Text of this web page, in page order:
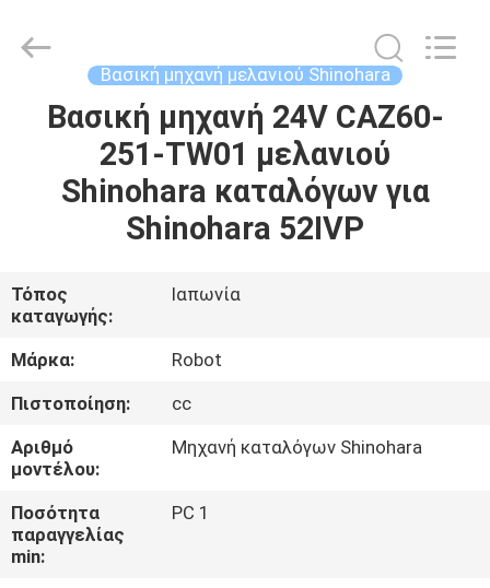
ΣΠΊΤΙ
ΠΡΟΪΌΝΤΑ
ΕΜΕΊΣ
ΓΎΡΟΣ
ΕΡΓΟΣΤΑΣΊΩΝ
ΠΟΙΟΤΙΚΌΣ
ΈΛΕΓΧΟΣ
προμηθευτής.
Copyright
Βασική μηχανή μελανιού Shinohara
Βασική μηχανή 24V CAZ60-
251-TW01 μελανιού
Shinohara καταλόγων για
Shinohara 52IVP
Τόπος
καταγωγής:
Ιαπωνία
Μάρκα:
Robot
Πιστοποίηση:
cc
Αριθμό
μοντέλου:
Μηχανή καταλόγων Shinohara
Ποσότητα
παραγγελίας
min:
PC 1